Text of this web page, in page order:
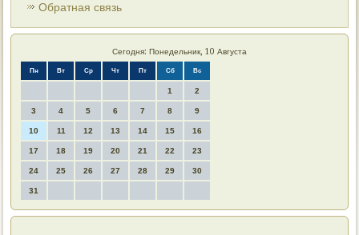
Обратная связь
Сегодня: Понедельник, 10 Августа
Пн Вт Ср Чт Пт Сб Вс
1 2
3 4 5 6 7 8 9
10 11 12 13 14 15 16
17 18 19 20 21 22 23
24 25 26 27 28 29 30
31